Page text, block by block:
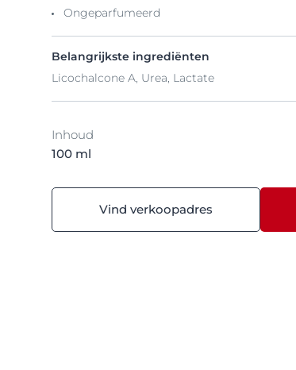
Ongeparfumeerd
Belangrijkste ingrediënten
Licochalcone A, Urea, Lactate
Inhoud
100 ml
Vind verkoopadres